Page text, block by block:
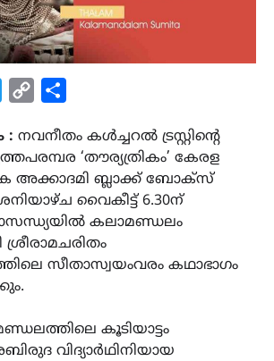
TwitterCopy
: നവനീതം കൾച്ചറൽ ട്രസ്റ്റിന്റെ
‘തൗര്യത്രികം’ കേരള
അക്കാദമി ബ്ലാക്ക് ബോക്സ്
വൈകീട്ട് 6.30ന്
കലാമണ്ഡലം
സീതാസ്വയംവരം കഥാഭാഗം
കൂടിയാട്ടം
വിദ്യാർഥിനിയായ